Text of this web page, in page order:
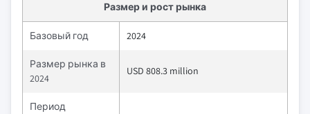
Размер и рост рынка
Базовый год 2024
Размер рынка в
2024
USD 808.3 million
Период